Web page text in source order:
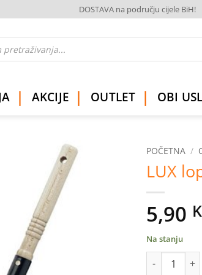
DOSTAVA na području cijele BiH!
AKCIJE OUTLET OBI
POČETNA /
LUX
5,90
Na stanju
LUX lopatica